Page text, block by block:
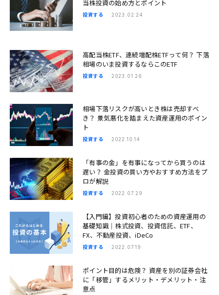
当株投資の始め方とポイント
投資する 2023.02.24
高配当株ETF、連続増配株ETFって何？ 下落
相場のいま投資するならこのETF
投資する 2023.01.26
相場下落リスクが高いとき株は売却すべ
き？ 景気悪化を踏まえた資産運用のポイン
ト
投資する 2022.10.14
「有事の金」を有事になってから買うのは
遅い？ 金投資の買い方やおすすめ方法をプ
ロが解説
投資する 2022.07.29
【入門編】投資初心者のための資産運用の
基礎知識｜株式投資、投資信託、ETF、
FX、不動産投資、iDeCo
投資する 2022.07.19
ポイント目的は危険？ 資産を別の証券会社
に「移管」するメリット・デメリット・注
意点